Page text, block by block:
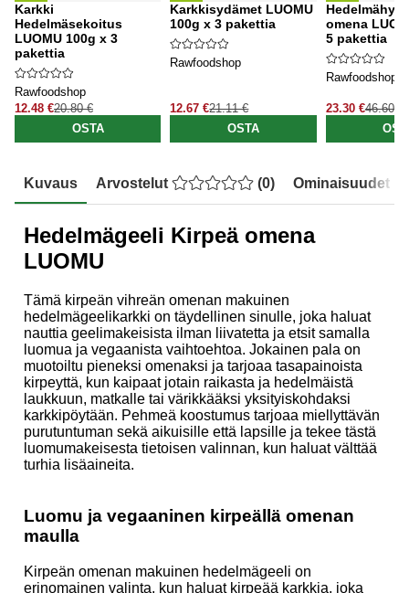
Karkki
Hedelmäsekoitus
LUOMU 100g x 3
pakettia
Rawfoodshop
12.48 €20.80 €
OSTA
Karkkisydämet LUOMU
100g x 3 pakettia
Rawfoodshop
12.67 €21.11 €
OSTA
omena
5 pakettia
Rawfoodshop
23.30 €46.60 €
Kuvaus Arvostelut (0) Ominaisuudet
Hedelmägeeli Kirpeä omena
LUOMU
Tämä kirpeän vihreän omenan makuinen
hedelmägeelikarkki on täydellinen sinulle, joka haluat
nauttia geelimakeisista ilman liivatetta ja etsit samalla
luomua ja vegaanista vaihtoehtoa. Jokainen pala on
muotoiltu pieneksi omenaksi ja tarjoaa tasapainoista
kirpeyttä, kun kaipaat jotain raikasta ja hedelmäistä
laukkuun, matkalle tai värikkääksi yksityiskohdaksi
karkkipöytään. Pehmeä koostumus tarjoaa miellyttävän
purutuntuman sekä aikuisille että lapsille ja tekee tästä
luomumakeisesta tietoisen valinnan, kun haluat välttää
turhia lisäaineita.
Luomu ja vegaaninen kirpeällä omenan
maulla
Kirpeän omenan makuinen hedelmägeeli on
erinomainen valinta, kun haluat kirpeää karkkia, joka